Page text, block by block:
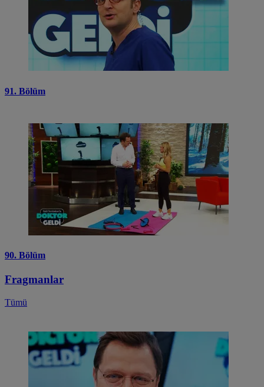
91. Bölüm
90. Bölüm
Fragmanlar
Tümü